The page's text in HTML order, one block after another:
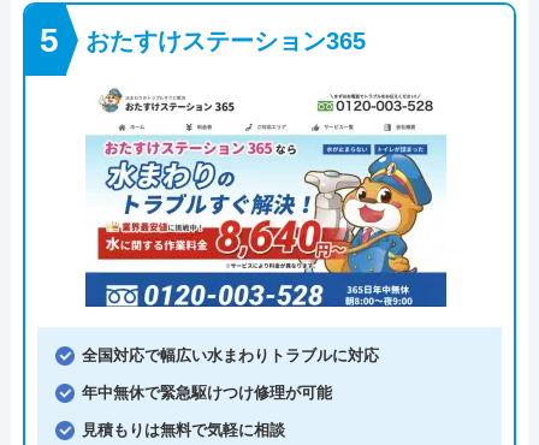
おたすけステーション365
全国対応で幅広い水まわりトラブルに対応
年中無休で緊急駆けつけ修理が可能
見積もりは無料で気軽に相談